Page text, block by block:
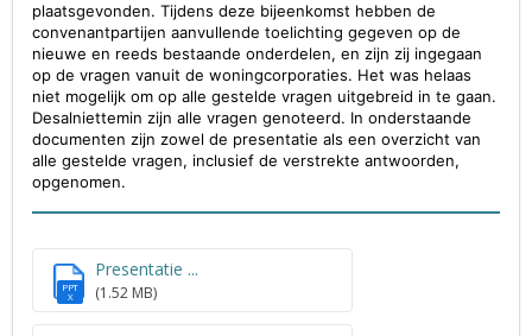
plaatsgevonden. Tijdens deze bijeenkomst hebben de
convenantpartijen aanvullende toelichting gegeven op de
nieuwe en reeds bestaande onderdelen, en zijn zij ingegaan
op de vragen vanuit de woningcorporaties. Het was helaas
niet mogelijk om op alle gestelde vragen uitgebreid in te gaan.
Desalniettemin zijn alle vragen genoteerd. In onderstaande
documenten zijn zowel de presentatie als een overzicht van
alle gestelde vragen, inclusief de verstrekte antwoorden,
opgenomen.
PPT
X
Presentatie ...
(1.52 MB)